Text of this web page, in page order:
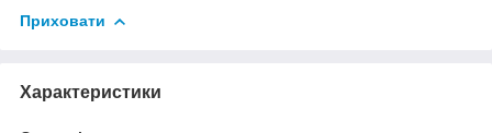
Приховати
Характеристики